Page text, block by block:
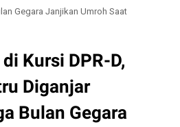
Gegara Janjikan Umroh Saat
Kursi DPR-D,
Diganjar
Bulan Gegara